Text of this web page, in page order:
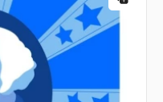
con il modello di